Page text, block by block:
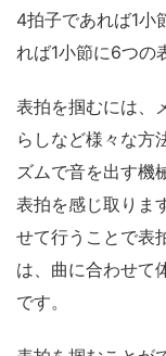
4拍子であれば1小
れば1小節に6つの
表拍を掴むには、
らしなど様々な方
ズムで音を出す機
表拍を感じ取りま
せて行うことで表
は、曲に合わせて
です。